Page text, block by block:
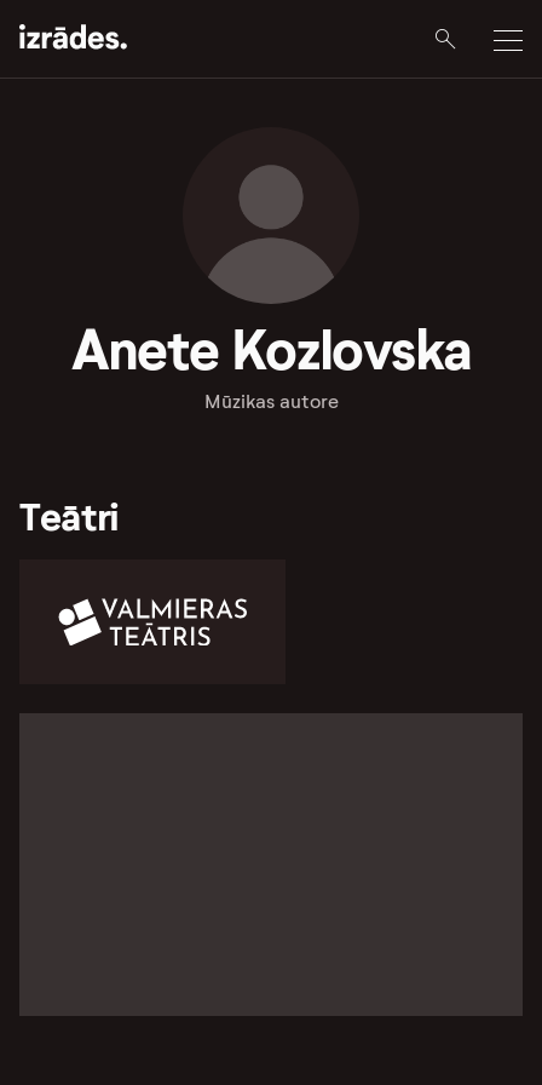
Anete Kozlovska
Mūzikas autore
Teātri